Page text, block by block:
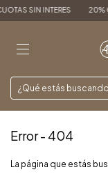
SIN INTERES 20%
Error - 404
La página que estás